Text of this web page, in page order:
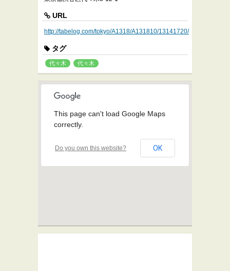
URL
http://tabelog.com/tokyo/A1318/A131810/13141720/
タグ
代々木 代々木
This page can't load Google Maps
correctly.
Do you own this website? OK